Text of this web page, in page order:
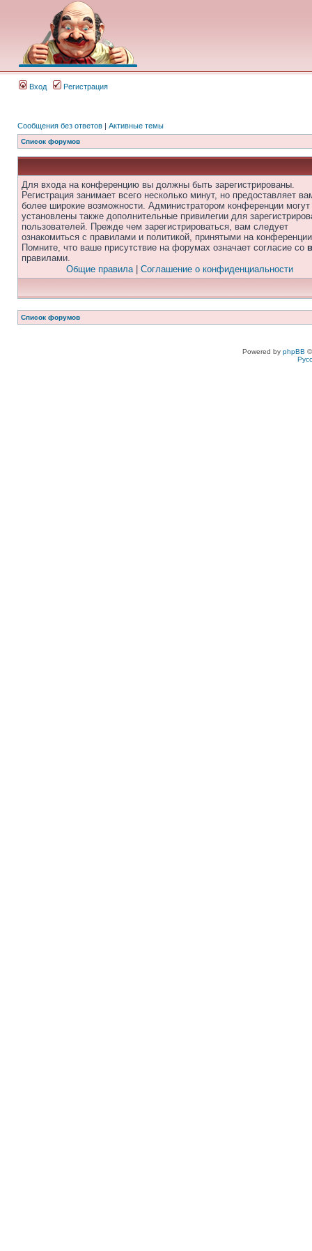
Вход Регистрация
Сообщения без ответов | Активные темы
Список форумов
Для входа на конференцию вы должны быть зарегистрированы.
Регистрация занимает всего несколько минут, но предоставляет
более широкие возможности. Администратором конференции
установлены также дополнительные привилегии для
пользователей. Прежде чем зарегистрироваться, вам следует
ознакомиться с правилами и политикой, принятыми на
Помните, что ваше присутствие на форумах означает согласие со
правилами.
Общие правила| Соглашение о конфиденциальности
Список форумов
Powered by phpBB